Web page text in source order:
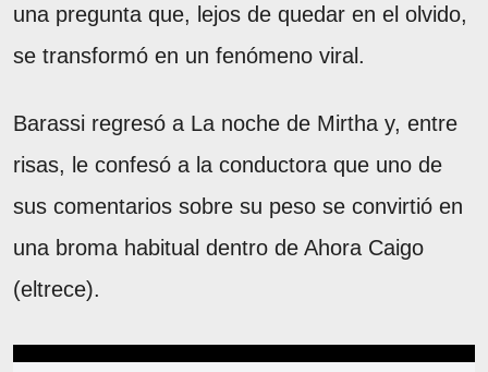
una pregunta que, lejos de quedar en el olvido,
se transformó en un fenómeno viral.
Barassi regresó a La noche de Mirtha y, entre
risas, le confesó a la conductora que uno de
sus comentarios sobre su peso se convirtió en
una broma habitual dentro de Ahora Caigo
(eltrece).